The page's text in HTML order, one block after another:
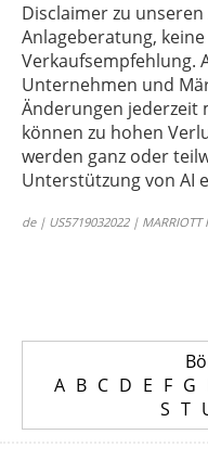
Disclaimer zu
Anlageberatung,
Verkaufsempfehlung.
Unternehmen und
Änderungen jederzeit
können zu hohen
werden ganz oder
Unterstützung von AI
de | US5719032022 |
A B C D E F G
S T